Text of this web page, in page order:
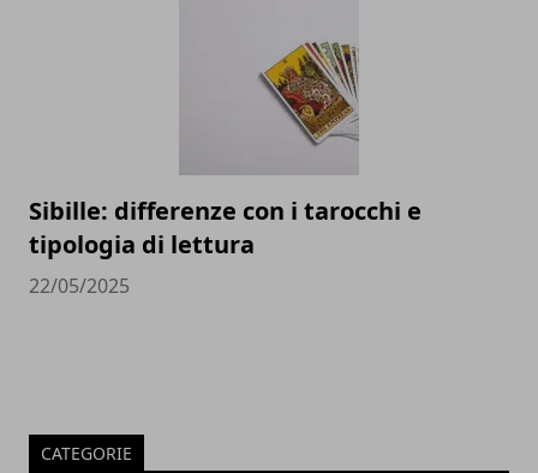
Sibille: differenze con i tarocchi e
tipologia di lettura
22/05/2025
CATEGORIE